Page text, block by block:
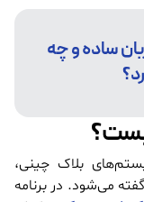
ساده و چه
بلاک چینی،
می‌شود. در برنامه